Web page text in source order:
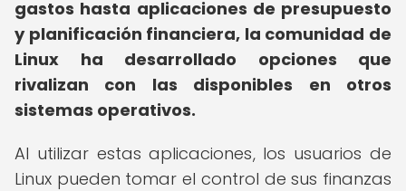
gastos hasta aplicaciones de presupuesto
y planificación financiera, la comunidad de
Linux ha desarrollado opciones que
rivalizan con las disponibles en otros
sistemas operativos.
Al utilizar estas aplicaciones, los usuarios de
Linux pueden tomar el control de sus finanzas